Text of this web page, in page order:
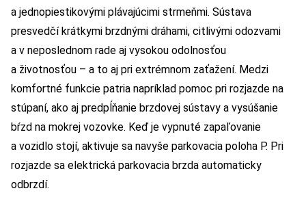
a jednopiestikovými plávajúcimi strmeňmi. Sústava
presvedčí krátkymi brzdnými dráhami, citlivými odozvami
a v neposlednom rade aj vysokou odolnosťou
a životnosťou – a to aj pri extrémnom zaťažení. Medzi
komfortné funkcie patria napríklad pomoc pri rozjazde na
stúpaní, ako aj predpĺňanie brzdovej sústavy a vysúšanie
bŕzd na mokrej vozovke. Keď je vypnuté zapaľovanie
a vozidlo stojí, aktivuje sa navyše parkovacia poloha P. Pri
rozjazde sa elektrická parkovacia brzda automaticky
odbrzdí.